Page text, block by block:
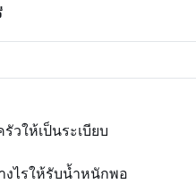
วให้เป็นระเบียบ
งไรให้รับน้ำหนักพอ